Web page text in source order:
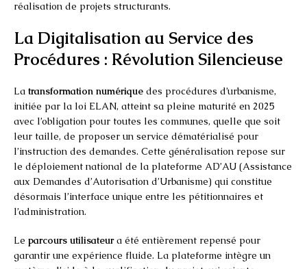
réalisation de projets structurants.
La Digitalisation au Service des
Procédures : Révolution Silencieuse
La transformation numérique des procédures d’urbanisme,
initiée par la loi ELAN, atteint sa pleine maturité en 2025
avec l’obligation pour toutes les communes, quelle que soit
leur taille, de proposer un service dématérialisé pour
l’instruction des demandes. Cette généralisation repose sur
le déploiement national de la plateforme AD’AU (Assistance
aux Demandes d’Autorisation d’Urbanisme) qui constitue
désormais l’interface unique entre les pétitionnaires et
l’administration.
Le parcours utilisateura été entièrement repensé pour
garantir une expérience fluide. La plateforme intègre un